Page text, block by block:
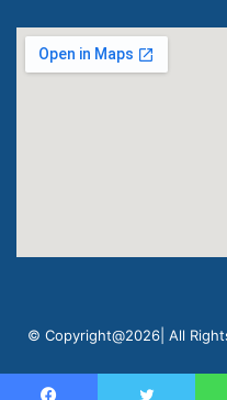
© Copyright@2026| All